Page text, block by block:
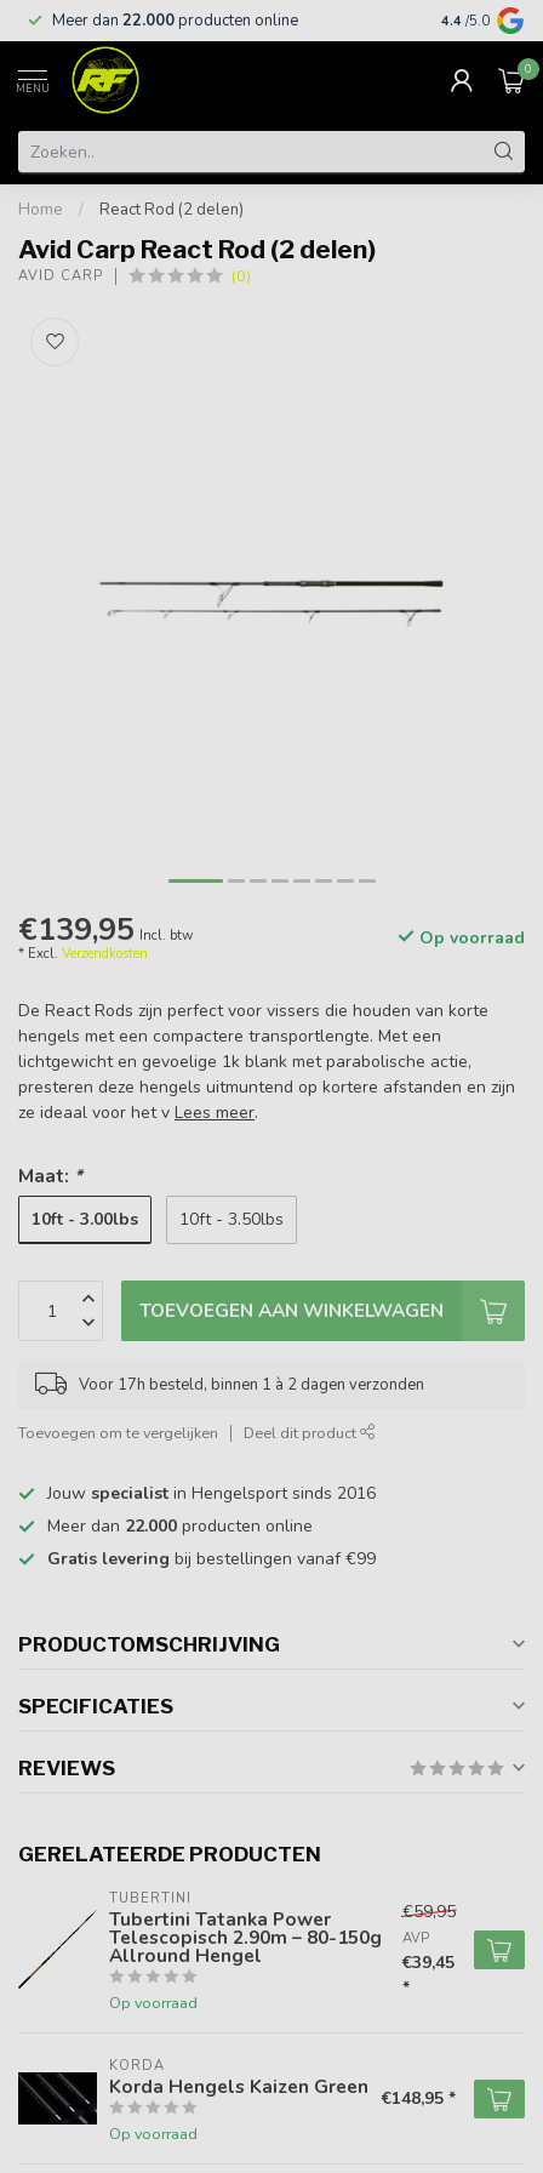
Meer dan 22.000producten online Gratis
4.4 /5.0
MENU
0
Home / React Rod (2 delen)
Avid Carp React Rod (2 delen)
AVID CARP (0)
€139,95 Incl. btw
* Excl. Verzendkosten
Op voorraad
De React Rods zijn perfect voor vissers die houden van korte
hengels met een compactere transportlengte. Met een
lichtgewicht en gevoelige 1k blank met parabolische actie,
presteren deze hengels uitmuntend op kortere afstanden en zijn
ze ideaal voor het v Lees meer.
Maat: *
10ft - 3.00lbs 10ft - 3.50lbs
TOEVOEGEN AAN WINKELWAGEN
Voor 17h besteld, binnen 1 à 2 dagen verzonden
Toevoegen om te vergelijken Deel dit product
Jouw specialist in Hengelsport sinds 2016
Meer dan 22.000 producten online
Gratis levering bij bestellingen vanaf €99
PRODUCTOMSCHRIJVING
SPECIFICATIES
REVIEWS
GERELATEERDE PRODUCTEN
TUBERTINI
Tubertini Tatanka Power
Telescopisch 2.90m – 80-150g
Allround Hengel
Op voorraad
€59,95
AVP
€39,45
*
KORDA
Korda Hengels Kaizen Green
Op voorraad
€148,95 *